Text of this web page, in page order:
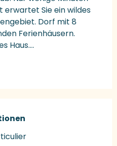
Sie ein wildes
Dorf mit 8
Ferienhäusern.
Haus....